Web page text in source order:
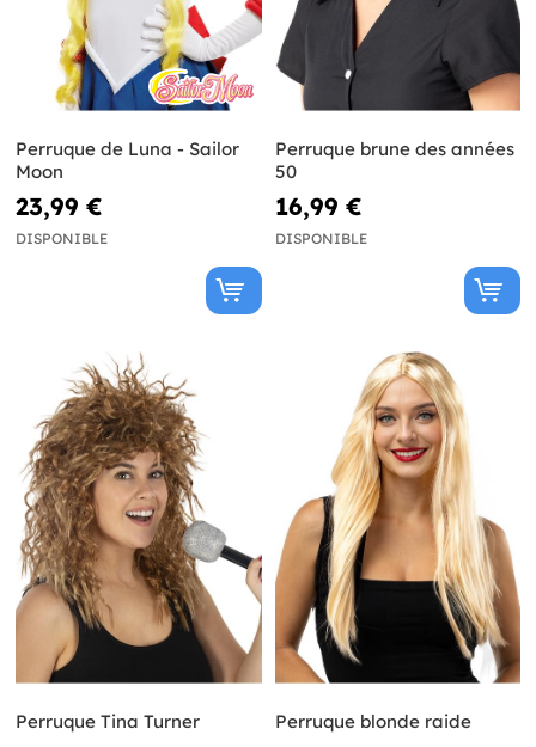
Perruque de Luna - Sailor
Moon
23,99 €
DISPONIBLE
Perruque brune des années
50
16,99 €
DISPONIBLE
Perruque Tina Turner Perruque blonde raide